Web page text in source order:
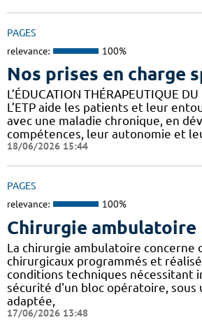
PAGES
relevance: 100%
Nos prises en charge
L’ÉDUCATION THÉRAPEUTIQUE
L’ETP aide les patients et leur
avec une maladie chronique, en
compétences, leur autonomie et
18/06/2026 15:44
PAGES
relevance: 100%
Chirurgie ambulatoire
La chirurgie ambulatoire concerne
chirurgicaux programmés et
conditions techniques nécessitant
sécurité d'un bloc opératoire, sous
adaptée,
17/06/2026 13:48